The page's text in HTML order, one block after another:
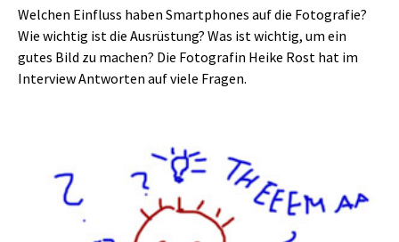
Welchen Einfluss haben Smartphones auf die Fotografie?
Wie wichtig ist die Ausrüstung? Was ist wichtig, um ein
gutes Bild zu machen? Die Fotografin Heike Rost hat im
Interview Antworten auf viele Fragen.